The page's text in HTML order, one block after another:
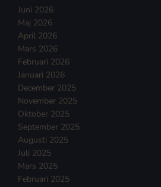
Juni 2026
Maj 2026
April 2026
Mars 2026
Februari 2026
Januari 2026
December 2025
November 2025
Oktober 2025
September 2025
Augusti 2025
Juli 2025
Mars 2025
Februari 2025